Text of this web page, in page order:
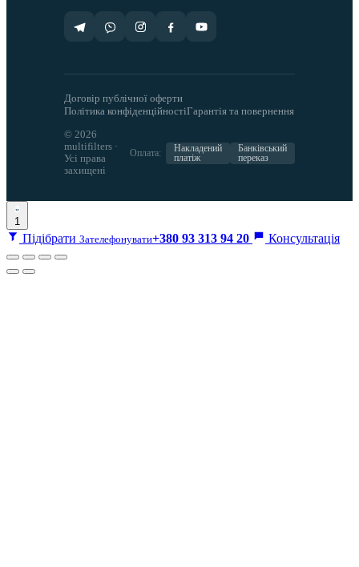
Договір публічної оферти
Політика конфіденційностіГарантія та повернення
© 2026
multifilters ·
Усі права
захищені
Оплата:
Накладений
платіж
Банківський
переказ
1
Підібрати Зателефонувати+380 93 313 94 20 Консультація